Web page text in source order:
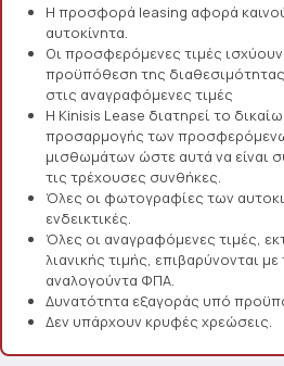
Η προσφορά leasing αφορά
αυτοκίνητα.
Οι προσφερόμενες τιμές
προϋπόθεση της
στις αναγραφόμενες τιμές
Η Kinisis Lease διατηρεί το
προσαρμογής των
μισθωμάτων ώστε αυτά να είναι
τις τρέχουσες συνθήκες.
Όλες οι φωτογραφίες των
ενδεικτικές.
Όλες οι αναγραφόμενες τιμές,
λιανικής τιμής, επιβαρύνονται με
αναλογούντα ΦΠΑ.
Δυνατότητα εξαγοράς υπό
Δεν υπάρχουν κρυφές χρεώσεις.